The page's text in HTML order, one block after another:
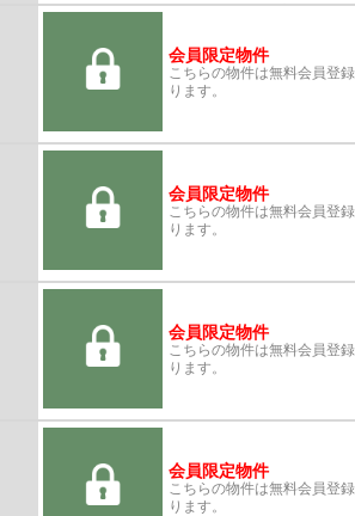
をご検討されているなら、ニーズも高いこち...
会員限定物件
こちらの物件は無料会員登
ります。
会員限定物件
こちらの物件は無料会員登
ります。
会員限定物件
こちらの物件は無料会員登
ります。
会員限定物件
こちらの物件は無料会員登
ります。